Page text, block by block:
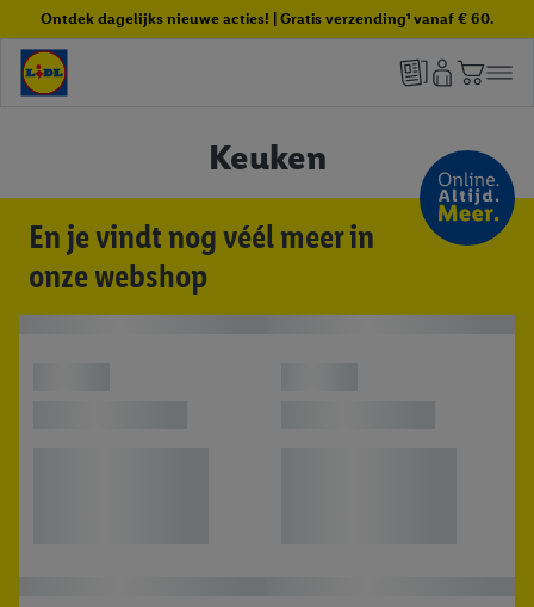
Ontdek dagelijks nieuwe acties! | Gratis verzending¹ vanaf € 60.
Keuken
En je vindt nog véél meer in
onze webshop